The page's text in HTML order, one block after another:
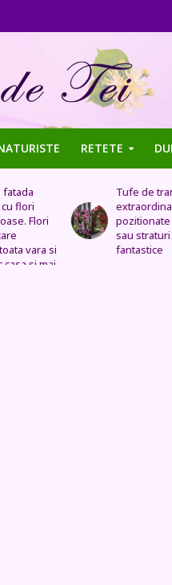
RETETE
in arcade
flori
absolut
ideale
curtea ta